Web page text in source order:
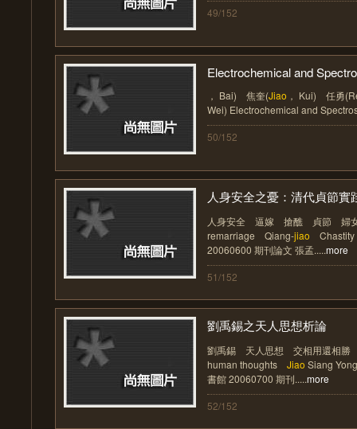
49/152
Electrochemical and
， Bai) 焦奎(Jiao ， Kui) 任勇
Wei) Electrochemical and
50/152
人身安全之憂：清代貞節實
人身安全 逼嫁 搶醮 貞節 婦
remarriage Qiang-jiao
20060600 期刊論文 張孟.....more
51/152
劉禹錫之天人思想析論
劉禹錫 天人思想 交相用還相
human thoughts Jiao Siang
書館 20060700 期刊.....more
52/152